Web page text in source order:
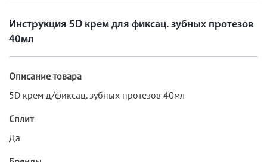
Инструкция 5D крем для фиксац. зубных протезов
40мл
Описание товара
5D крем д/фиксац. зубных протезов 40мл
Сплит
Да